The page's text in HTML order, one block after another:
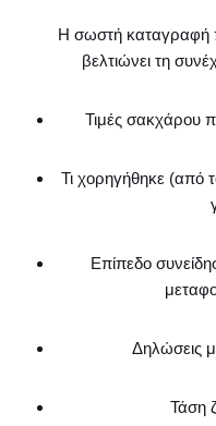
Η σωστή καταγραφή
βελτιώνει τη
Τιμές σακχάρου
Τι χορηγήθηκε (από
Επίπεδο
Δηλώσεις
Τάση